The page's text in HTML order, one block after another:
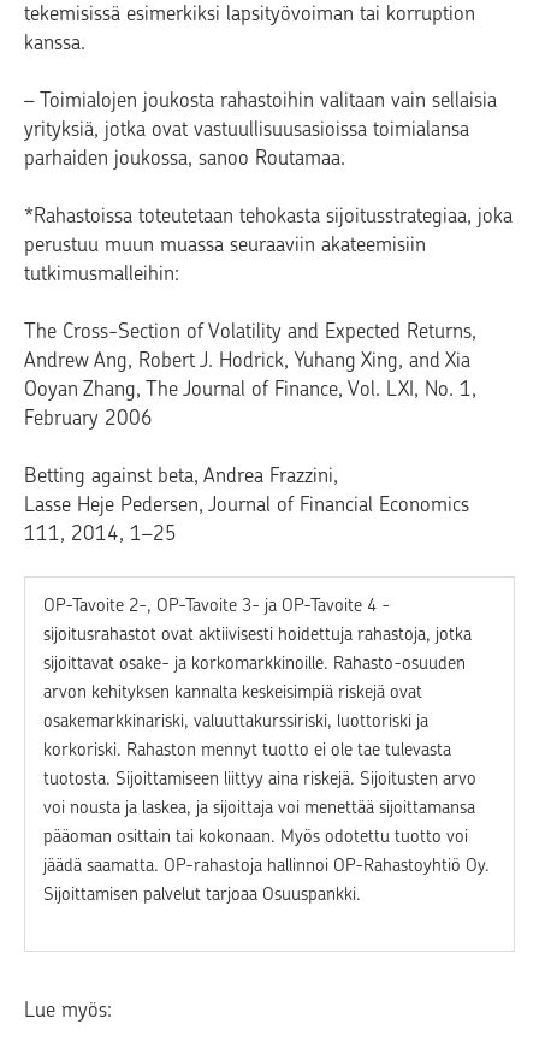
tekemisissä esimerkiksi lapsityövoiman tai korruption
kanssa.
– Toimialojen joukosta rahastoihin valitaan vain sellaisia
yrityksiä, jotka ovat vastuullisuusasioissa toimialansa
parhaiden joukossa, sanoo Routamaa.
*Rahastoissa toteutetaan tehokasta sijoitusstrategiaa, joka
perustuu muun muassa seuraaviin akateemisiin
tutkimusmalleihin:
The Cross-Section of Volatility and Expected Returns,
Andrew Ang, Robert J. Hodrick, Yuhang Xing, and Xia
Ooyan Zhang, The Journal of Finance, Vol. LXI, No. 1,
February 2006
Betting against beta, Andrea Frazzini,
Lasse Heje Pedersen, Journal of Financial Economics
111, 2014, 1–25
OP-Tavoite 2-, OP-Tavoite 3- ja OP-Tavoite 4 -
sijoitusrahastot ovat aktiivisesti hoidettuja rahastoja, jotka
sijoittavat osake- ja korkomarkkinoille. Rahasto-osuuden
arvon kehityksen kannalta keskeisimpiä riskejä ovat
osakemarkkinariski, valuuttakurssiriski, luottoriski ja
korkoriski. Rahaston mennyt tuotto ei ole tae tulevasta
tuotosta. Sijoittamiseen liittyy aina riskejä. Sijoitusten arvo
voi nousta ja laskea, ja sijoittaja voi menettää sijoittamansa
pääoman osittain tai kokonaan. Myös odotettu tuotto voi
jäädä saamatta. OP-rahastoja hallinnoi OP-Rahastoyhtiö Oy.
Sijoittamisen palvelut tarjoaa Osuuspankki.
Lue myös: